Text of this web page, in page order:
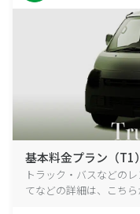
基本料金プラン（T1）
トラック・バスなどの
てなどの詳細は、こちら